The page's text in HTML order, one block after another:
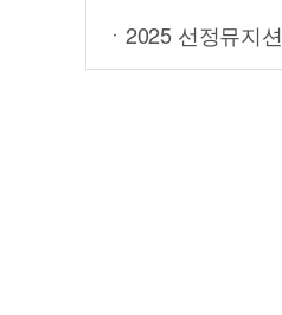
ㆍ2025 선정뮤지션